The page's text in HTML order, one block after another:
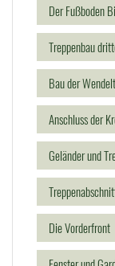
Der Fußboden
Treppenbau
Bau der
Anschluss der
Geländer und
Die Vorderfront